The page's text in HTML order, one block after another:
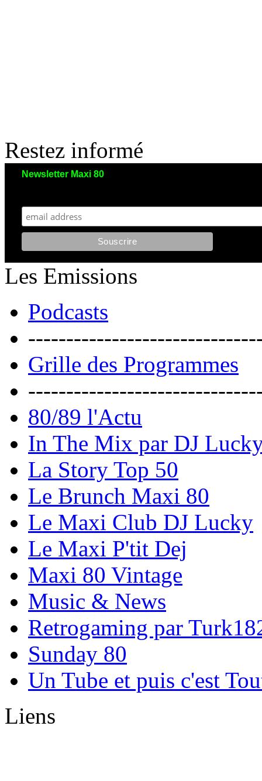
Restez informé
Newsletter Maxi 80
Les Emissions
Podcasts
Grille des Programmes
80/89 l'Actu
In The Mix par DJ
La Story Top 50
Le Brunch Maxi 80
Le Maxi Club DJ Lucky
Le Maxi P'tit Dej
Maxi 80 Vintage
Music & News
Retrogaming par
Sunday 80
Un Tube et puis c'est
Liens